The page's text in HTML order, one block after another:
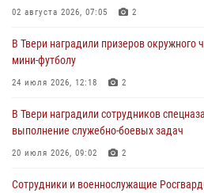
27 июля 2026, 08:29
В Твери наградили призеров окружного
мини-футболу
24 июля 2026, 12:18 2
Росгвардейцы оказали помощь
22 июля 2026, 08:35
02 августа 2026, 07:05 2
В Твери наградили призеров окружного
мини-футболу
24 июля 2026, 12:18 2
В Твери наградили сотрудников
выполнение служебно-боевых задач
20 июля 2026, 09:02 2
Сотрудники и военнослужащие